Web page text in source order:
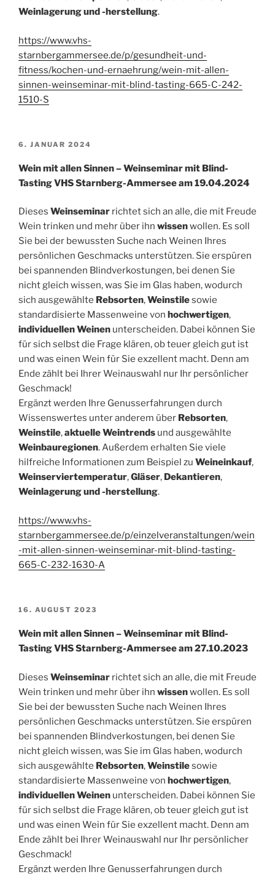
Weinlagerung und -herstellung.
https://www.vhs-
starnbergammersee.de/p/gesundheit-und-
fitness/kochen-und-ernaehrung/wein-mit-allen-
sinnen-weinseminar-mit-blind-tasting-665-C-242-
1510-S
VERÖFFENTLICHT
6. JANUAR 2024
Wein mit allen Sinnen – Weinseminar mit Blind-
Tasting VHS Starnberg-Ammersee am 19.04.2024
Dieses Weinseminar richtet sich an alle, die mit Freude
Wein trinken und mehr über ihn wissenwollen. Es soll
Sie bei der bewussten Suche nach Weinen Ihres
persönlichen Geschmacks unterstützen. Sie erspüren
bei spannenden Blindverkostungen, bei denen Sie
nicht gleich wissen, was Sie im Glas haben, wodurch
sich ausgewählte Rebsorten,Weinstilesowie
standardisierte Massenweine von hochwertigen,
individuellen Weinen unterscheiden. Dabei können Sie
für sich selbst die Frage klären, ob teuer gleich gut ist
und was einen Wein für Sie exzellent macht. Denn am
Ende zählt bei Ihrer Weinauswahl nur Ihr persönlicher
Geschmack!
Ergänzt werden Ihre Genusserfahrungen durch
Wissenswertes unter anderem über Rebsorten,
Weinstile,aktuelle Weintrends und ausgewählte
Weinbauregionen. Außerdem erhalten Sie viele
hilfreiche Informationen zum Beispiel zu Weineinkauf,
Weinserviertemperatur,Gläser, Dekantieren,
Weinlagerung und -herstellung.
https://www.vhs-
starnbergammersee.de/p/einzelveranstaltungen/wein
-mit-allen-sinnen-weinseminar-mit-blind-tasting-
665-C-232-1630-A
VERÖFFENTLICHT
16. AUGUST 2023
Wein mit allen Sinnen – Weinseminar mit Blind-
Tasting VHS Starnberg-Ammersee am 27.10.2023
Dieses Weinseminar richtet sich an alle, die mit Freude
Wein trinken und mehr über ihn wissenwollen. Es soll
Sie bei der bewussten Suche nach Weinen Ihres
persönlichen Geschmacks unterstützen. Sie erspüren
bei spannenden Blindverkostungen, bei denen Sie
nicht gleich wissen, was Sie im Glas haben, wodurch
sich ausgewählte Rebsorten,Weinstilesowie
standardisierte Massenweine von hochwertigen,
individuellen Weinen unterscheiden. Dabei können Sie
für sich selbst die Frage klären, ob teuer gleich gut ist
und was einen Wein für Sie exzellent macht. Denn am
Ende zählt bei Ihrer Weinauswahl nur Ihr persönlicher
Geschmack!
Ergänzt werden Ihre Genusserfahrungen durch